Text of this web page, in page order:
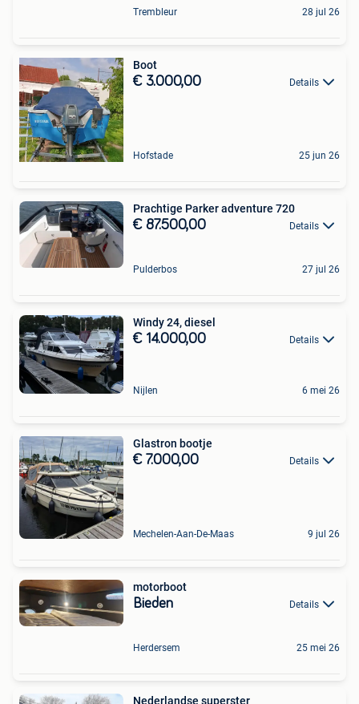
Trembleur 28 jul 26
Boot
€ 3.000,00 Details
Hofstade 25 jun 26
Prachtige Parker adventure 720
€ 87.500,00 Details
Pulderbos 27 jul 26
Windy 24, diesel
€ 14.000,00 Details
Nijlen 6 mei 26
Glastron bootje
€ 7.000,00 Details
Mechelen-Aan-De-Maas 9 jul 26
motorboot
Bieden Details
Herdersem 25 mei 26
Nederlandse superster